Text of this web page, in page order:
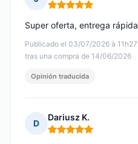
Nota: 5 de 5
Publicado el 03/07/2026 à 11h27
tras una compra de 14/06/2026
Super oferta, entrega rápida
Opinión traducida
D
Dariusz K.
Nota: 5 de 5